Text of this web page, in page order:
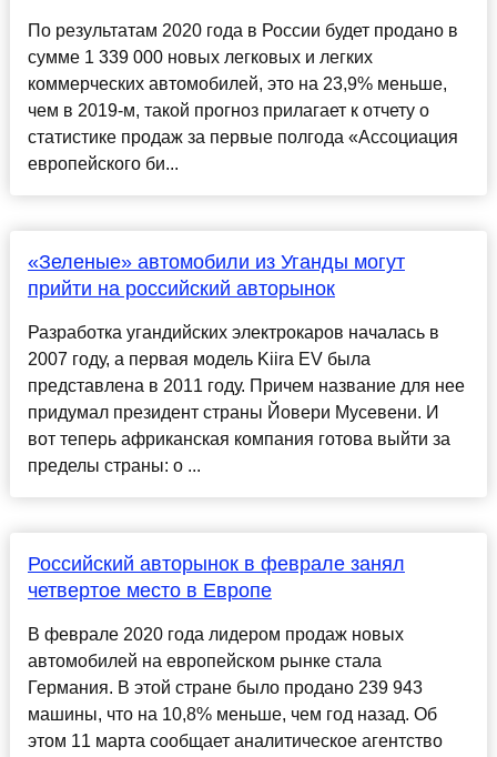
По результатам 2020 года в России будет продано в
сумме 1 339 000 новых легковых и легких
коммерческих автомобилей, это на 23,9% меньше,
чем в 2019-м, такой прогноз прилагает к отчету о
статистике продаж за первые полгода «Ассоциация
европейского би...
«Зеленые» автомобили из Уганды могут
прийти на российский авторынок
Разработка угандийских электрокаров началась в
2007 году, а первая модель Kiira EV была
представлена в 2011 году. Причем название для нее
придумал президент страны Йовери Мусевени. И
вот теперь африканская компания готова выйти за
пределы страны: о ...
Российский авторынок в феврале занял
четвертое место в Европе
В феврале 2020 года лидером продаж новых
автомобилей на европейском рынке стала
Германия. В этой стране было продано 239 943
машины, что на 10,8% меньше, чем год назад. Об
этом 11 марта сообщает аналитическое агентство